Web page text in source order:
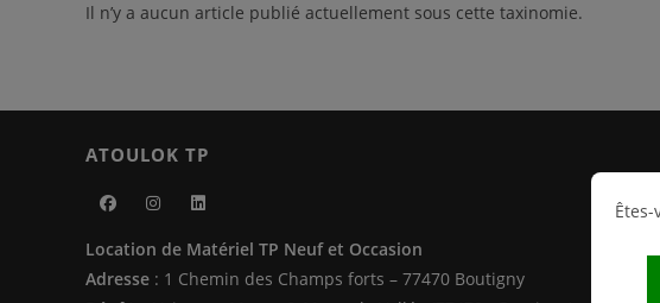
Il n’y a aucun article publié actuellement sous cette taxinomie.
ATOULOK TP
dans
un
dans
un
dans
un
Location de Matériel TP Neuf et Occasion
Adresse : 1 Chemin des Champs forts – 77470 Boutigny